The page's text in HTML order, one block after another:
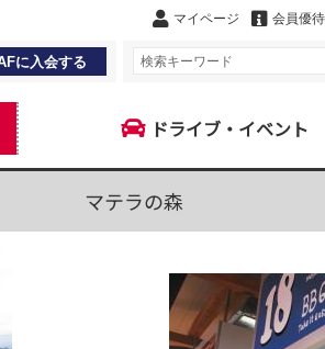
マイページ 会員優
に入会する
ドライブ・イベント
マテラの森